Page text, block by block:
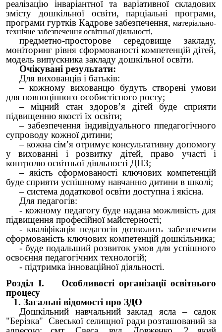
реалізацію інваріантної та варіативної складових
змісту дошкільної освіти, парціальні програми,
програми гуртків Кадрове забезпечення, матеріально-
технічне забезпечення освітньої діяльності,
предметно-просторове середовище закладу,
моніторинг рівня сформованості компетенцій дітей,
модель випускника закладу дошкільної освіти.
Очікувані результати:
Для вихованців і батьків:
– кожному вихованцю будуть створені умови
для повноцінного особистісного росту;
– міцний стан здоров’я дітей буде сприяти
підвищенню якості їх освіти;
– забезпечення індивідуального ппедагогічного
супроводу кожної дитини;
– кожна сім’я отримує консультативну допомогу
у вихованні і розвитку дітей, право участі і
контролю освітньої діяльності ДНЗ;
– якість сформованості ключових компетенцій
буде сприяти успішному навчанню дитини в школі;
– система додаткової освіти доступна і якісна.
Для педагогів:
- кожному педагогу буде надана можливість для
підвищення професійної майстерності;
- кваліфікація педагогів дозволить забезпечити
сформованість ключових компетенцій дошкільника;
- буде подальший розвиток умов для успішного
освоєння педагогічних технологій;
- підтримка інноваційної діяльності.
Розділ І. Особливості організації освітнього
процесу
1. Загальні відомості про ЗДО
Дошкільний навчальний заклад ясла – садок
"Берізка" Свеської селищної ради розташований за